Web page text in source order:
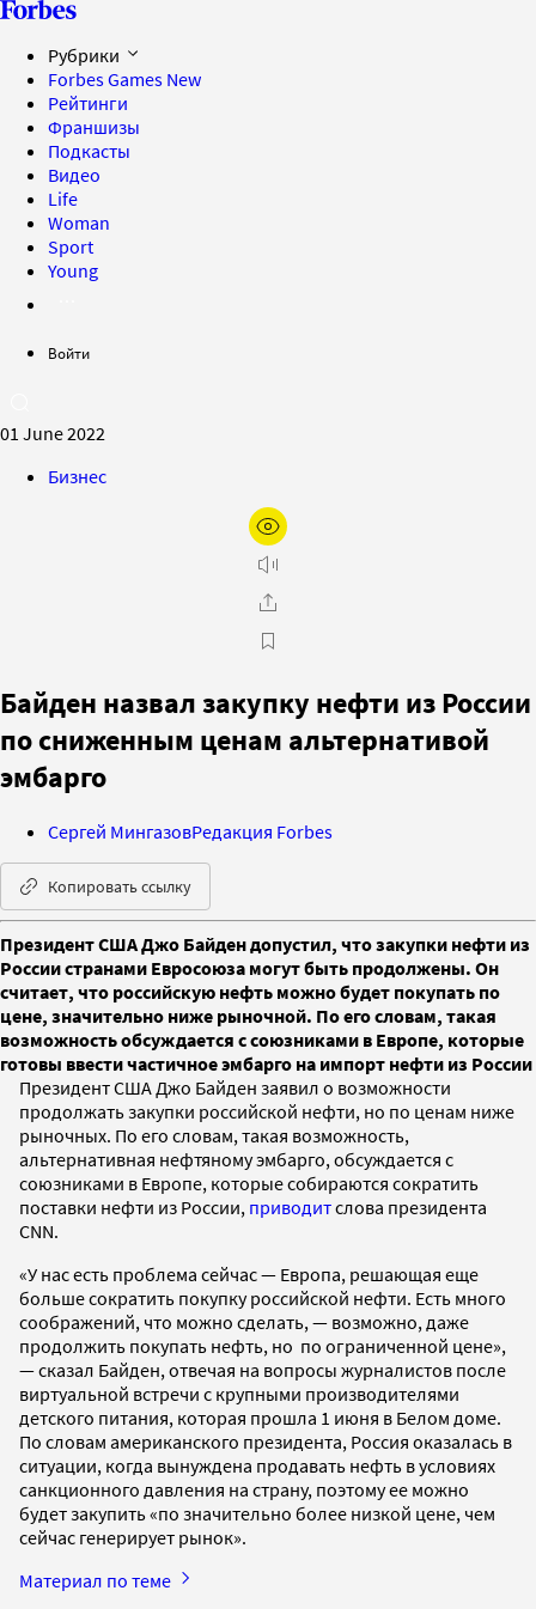
Рубрики
Forbes Games New
Рейтинги
Франшизы
Подкасты
Видео
Life
Woman
Sport
Young
Войти
01 June 2022
Бизнес
Байден назвал закупку нефти из России
по сниженным ценам альтернативой
эмбарго
Сергей МингазовРедакция Forbes
Копировать ссылку
Президент США Джо Байден допустил, что закупки нефти из
России странами Евросоюза могут быть продолжены. Он
считает, что российскую нефть можно будет покупать по
цене, значительно ниже рыночной. По его словам, такая
возможность обсуждается с союзниками в Европе, которые
готовы ввести частичное эмбарго на импорт нефти из России
Президент США Джо Байден заявил о возможности
продолжать закупки российской нефти, но по ценам ниже
рыночных. По его словам, такая возможность,
альтернативная нефтяному эмбарго, обсуждается с
союзниками в Европе, которые собираются сократить
поставки нефти из России, приводитслова президента
CNN.
«У нас есть проблема сейчас — Европа, решающая еще
больше сократить покупку российской нефти. Есть много
соображений, что можно сделать, — возможно, даже
продолжить покупать нефть, но по ограниченной цене»,
— сказал Байден, отвечая на вопросы журналистов после
виртуальной встречи с крупными производителями
детского питания, которая прошла 1 июня в Белом доме.
По словам американского президента, Россия оказалась в
ситуации, когда вынуждена продавать нефть в условиях
санкционного давления на страну, поэтому ее можно
будет закупить «по значительно более низкой цене, чем
сейчас генерирует рынок».
Материал по теме